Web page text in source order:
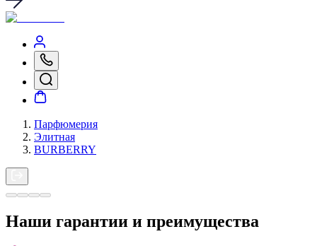
Парфюмерия
Элитная
BURBERRY
Наши гарантии и преимущества